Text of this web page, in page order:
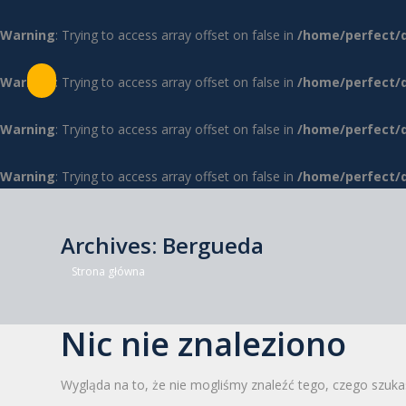
Warning: Trying to access array offset on false in /home/perfect/
Warning : Trying to access array offset on false in /home/perfect/
Warning: Trying to access array offset on false in /home/perfect/
Warning: Trying to access array offset on false in /home/perfect/
Archives: Bergueda
Jesteś tutaj:
Strona główna
Nic nie znaleziono
Wygląda na to, że nie mogliśmy znaleźć tego, czego